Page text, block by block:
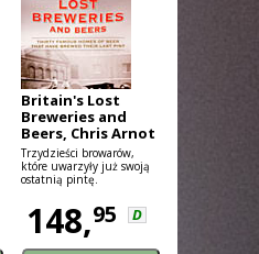
Britain's Lost
Breweries and
Beers, Chris Arnot
Trzydzieści browarów,
które uwarzyły już swoją
ostatnią pintę.
148,95 D